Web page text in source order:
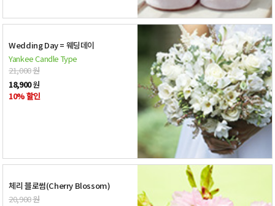
Wedding Day = 웨딩데이
Yankee Candle Type
21,000원
18,900원
10% 할인
체리 블로썸(Cherry Blossom)
20,900원